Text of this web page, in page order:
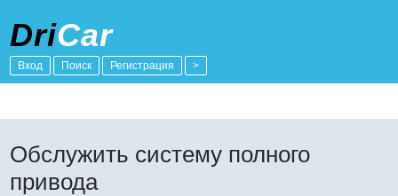
DriCar
Вход Поиск Регистрация >
Обслужить систему полного
привода